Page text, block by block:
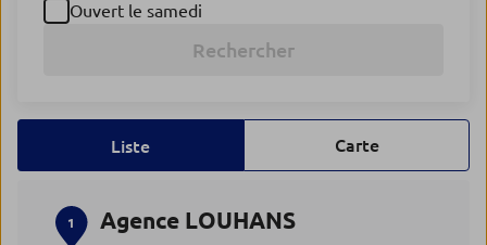
Ouvert le samedi
Rechercher
Liste Carte
1 Agence LOUHANS